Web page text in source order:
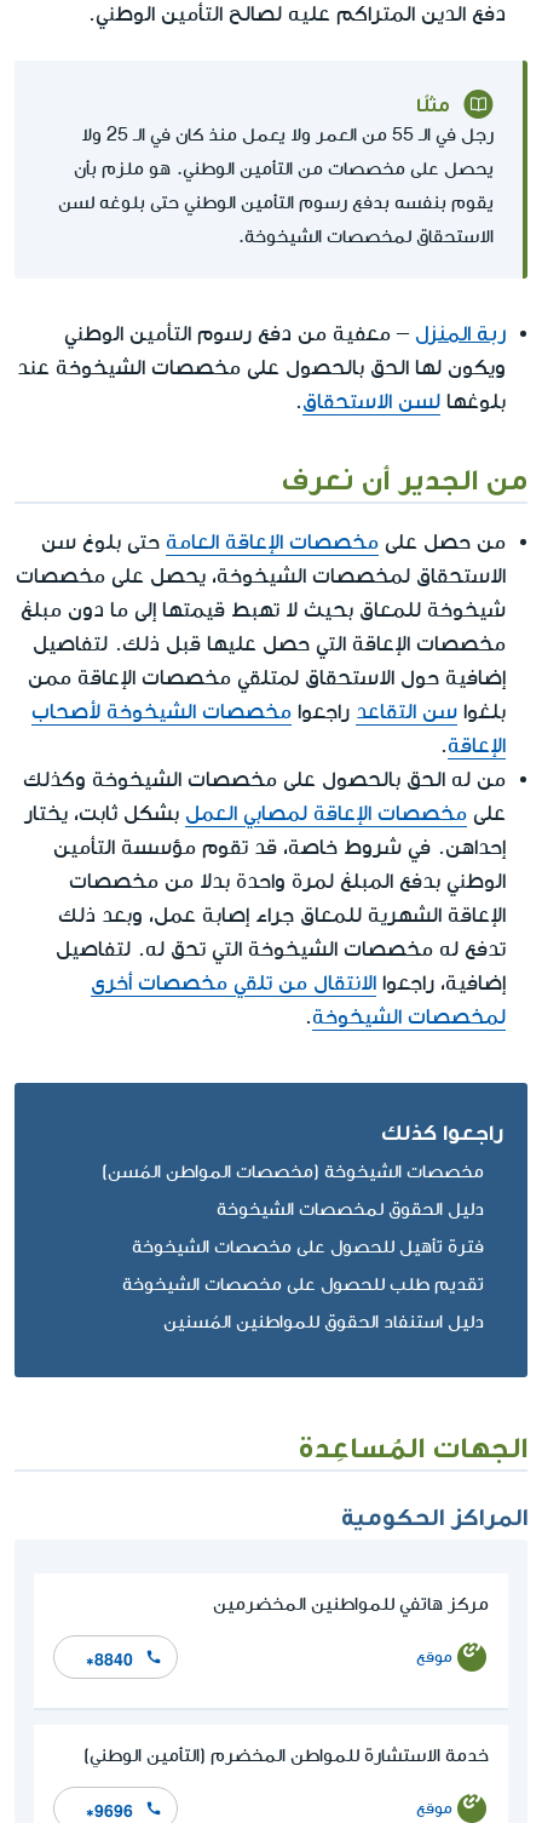
دفع الدين المتراكم عليه لصالح التأمين الوطني.
مثلًا
رجل في الـ 55 من العمر ولا يعمل منذ كان في الـ 25 ولا
يحصل على مخصصات من التأمين الوطني. هو ملزم بأن
يقوم بنفسه بدفع رسوم التأمين الوطني حتى بلوغه لسن
الاستحقاق لمخصصات الشيخوخة.
ربة المنزل
– معفية من دفع رسوم التأمين الوطني
ويكون لها الحق بالحصول على مخصصات الشيخوخة عند
بلوغها لسن الاستحقاق.
من الجدير أن نعرف
من حصل على مخصصات الإعاقة العامة حتى بلوغ سن
الاستحقاق لمخصصات الشيخوخة، يحصل على مخصصات
شيخوخة للمعاق بحيث لا تهبط قيمتها إلى ما دون مبلغ
مخصصات الإعاقة التي حصل عليها قبل ذلك. لتفاصيل
إضافية حول الاستحقاق لمتلقي مخصصات الإعاقة ممن
بلغوا سن التقاعد راجعوا مخصصات الشيخوخة لأصحاب
الإعاقة.
من له الحق بالحصول على مخصصات الشيخوخة وكذلك
على مخصصات الإعاقة لمصابي العمل بشكل ثابت، يختار
إحداهن. في شروط خاصة، قد تقوم مؤسسة التأمين
الوطني بدفع المبلغ لمرة واحدة بدلا من مخصصات
الإعاقة الشهرية للمعاق جراء إصابة عمل، وبعد ذلك
تدفع له مخصصات الشيخوخة التي تحق له. لتفاصيل
إضافية، راجعوا الانتقال من تلقي مخصصات أخرى
لمخصصات الشيخوخة.
راجعوا كذلك
مخصصات الشيخوخة (مخصصات المواطن المُسن)
دليل الحقوق لمخصصات الشيخوخة
فترة تأهيل للحصول على مخصصات الشيخوخة
تقديم طلب للحصول على مخصصات الشيخوخة
دليل استنفاد الحقوق للمواطنين المُسنين
الجهات المُساعِدة
المراكز الحكومية
مركز هاتفي للمواطنين المخضرمين
موقع *8840
خدمة الاستشارة للمواطن المخضرم (التأمين الوطني)
موقع *9696